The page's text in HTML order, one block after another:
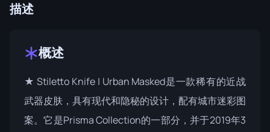
描述
概述
★ Stiletto Knife | Urban Masked是一款稀有的近战
武器皮肤，具有现代和隐秘的设计，配有城市迷彩图
案。它是Prisma Collection的一部分，并于2019年3